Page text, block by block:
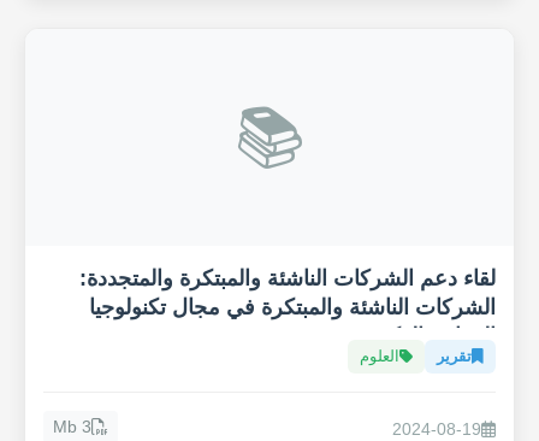
📚
لقاء دعم الشركات الناشئة والمبتكرة والمتجددة:
الشركات الناشئة والمبتكرة في مجال تكنولوجيا
تقرير العلوم
2024-08-19
3 Mb